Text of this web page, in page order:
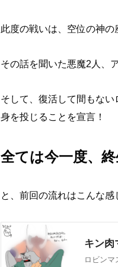
此度の戦いは、空位の神の
その話を聞いた悪魔2人、
そして、復活して間もな
身を投じることを宣言！
全ては今一度、
と、前回の流れはこんな感